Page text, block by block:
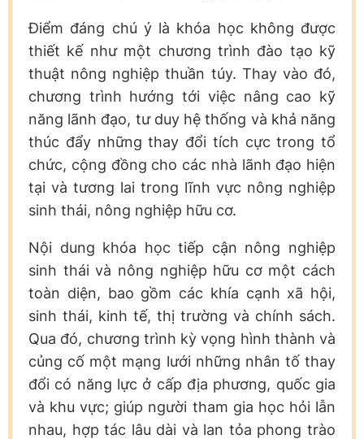
Điểm đáng chú ý là khóa học không được
thiết kế như một chương trình đào tạo kỹ
thuật nông nghiệp thuần túy. Thay vào đó,
chương trình hướng tới việc nâng cao kỹ
năng lãnh đạo, tư duy hệ thống và khả năng
thúc đẩy những thay đổi tích cực trong tổ
chức, cộng đồng cho các nhà lãnh đạo hiện
tại và tương lai trong lĩnh vực nông nghiệp
sinh thái, nông nghiệp hữu cơ.
Nội dung khóa học tiếp cận nông nghiệp
sinh thái và nông nghiệp hữu cơ một cách
toàn diện, bao gồm các khía cạnh xã hội,
sinh thái, kinh tế, thị trường và chính sách.
Qua đó, chương trình kỳ vọng hình thành và
củng cố một mạng lưới những nhân tố thay
đổi có năng lực ở cấp địa phương, quốc gia
và khu vực; giúp người tham gia học hỏi lẫn
nhau, hợp tác lâu dài và lan tỏa phong trào